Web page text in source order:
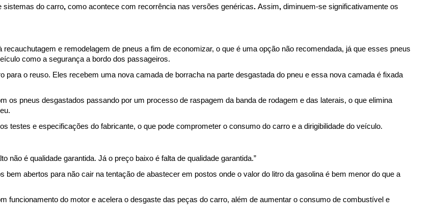
sistemas do carro, como acontece com recorrência nas versões genéricas. Assim, diminuem-se significativamente os
e remodelagem de pneus a fim de economizar, o que é uma opção não recomendada, já que esses pneus
como a segurança a bordo dos passageiros.
o reuso. Eles recebem uma nova camada de borracha na parte desgastada do pneu e essa nova camada é fixada
os pneus desgastados passando por um processo de raspagem da banda de rodagem e das laterais, o que elimina
testes e especificações do fabricante, o que pode comprometer o consumo do carro e a dirigibilidade do veículo.
não é qualidade garantida. Já o preço baixo é falta de qualidade garantida.”
abertos para não cair na tentação de abastecer em postos onde o valor do litro da gasolina é bem menor do que a
funcionamento do motor e acelera o desgaste das peças do carro, além de aumentar o consumo de combustível e